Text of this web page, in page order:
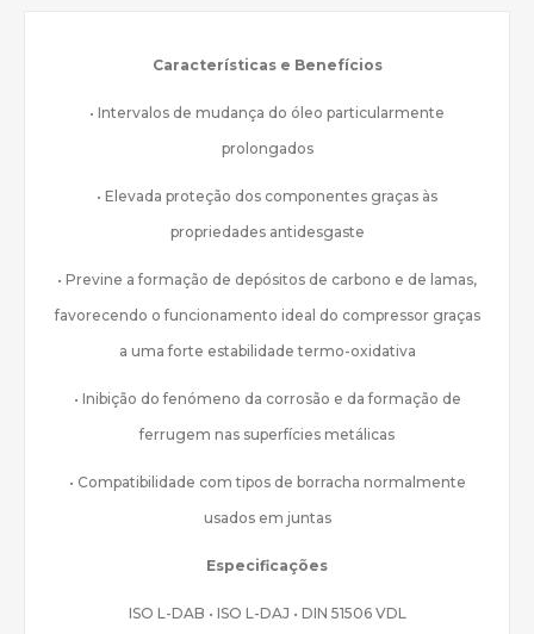
Características e Benefícios
• Intervalos de mudança do óleo particularmente
prolongados
• Elevada proteção dos componentes graças às
propriedades antidesgaste
• Previne a formação de depósitos de carbono e de lamas,
favorecendo o funcionamento ideal do compressor graças
a uma forte estabilidade termo-oxidativa
• Inibição do fenómeno da corrosão e da formação de
ferrugem nas superfícies metálicas
• Compatibilidade com tipos de borracha normalmente
usados em juntas
Especificações
ISO L-DAB • ISO L-DAJ • DIN 51506 VDL